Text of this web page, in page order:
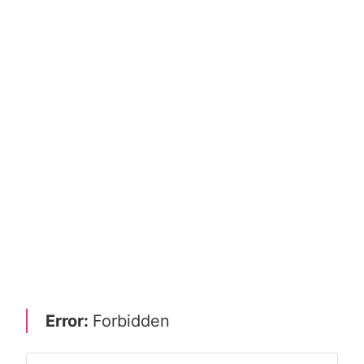
Error: Forbidden